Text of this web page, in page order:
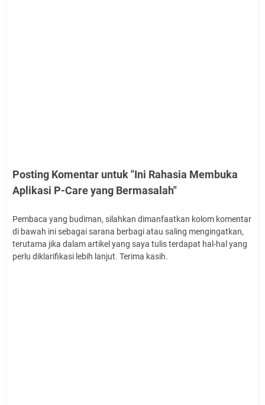
Posting Komentar untuk "Ini Rahasia Membuka
Aplikasi P-Care yang Bermasalah"
Pembaca yang budiman, silahkan dimanfaatkan kolom komentar
di bawah ini sebagai sarana berbagi atau saling mengingatkan,
terutama jika dalam artikel yang saya tulis terdapat hal-hal yang
perlu diklarifikasi lebih lanjut. Terima kasih.